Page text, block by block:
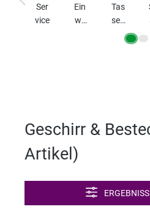
Ser
vice
Ein
we
Tas
sen
Geschirr &
Artikel )